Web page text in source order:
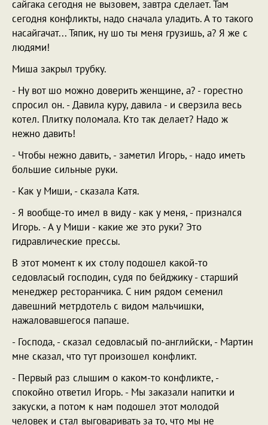
сайгака сегодня не вызовем, завтра сделает. Там
сегодня конфликты, надо сначала уладить. А то такого
насайгачат... Тяпик, ну шо ты меня грузишь, а? Я же с
людями!
Миша закрыл трубку.
- Ну вот шо можно доверить женщине, а? - горестно
спросил он. - Давила куру, давила - и сверзила весь
котел. Плитку поломала. Кто так делает? Надо ж
нежно давить!
- Чтобы нежно давить, - заметил Игорь, - надо иметь
большие сильные руки.
- Как у Миши, - сказала Катя.
- Я вообще-то имел в виду - как у меня, - признался
Игорь. - А у Миши - какие же это руки? Это
гидравлические прессы.
В этот момент к их столу подошел какой-то
седовласый господин, судя по бейджику - старший
менеджер ресторанчика. С ним рядом семенил
давешний метрдотель с видом мальчишки,
нажаловавшегося папаше.
- Господа, - сказал седовласый по-английски, - Мартин
мне сказал, что тут произошел конфликт.
- Первый раз слышим о каком-то конфликте, -
спокойно ответил Игорь. - Мы заказали напитки и
закуски, а потом к нам подошел этот молодой
человек и стал выговаривать за то, что мы не